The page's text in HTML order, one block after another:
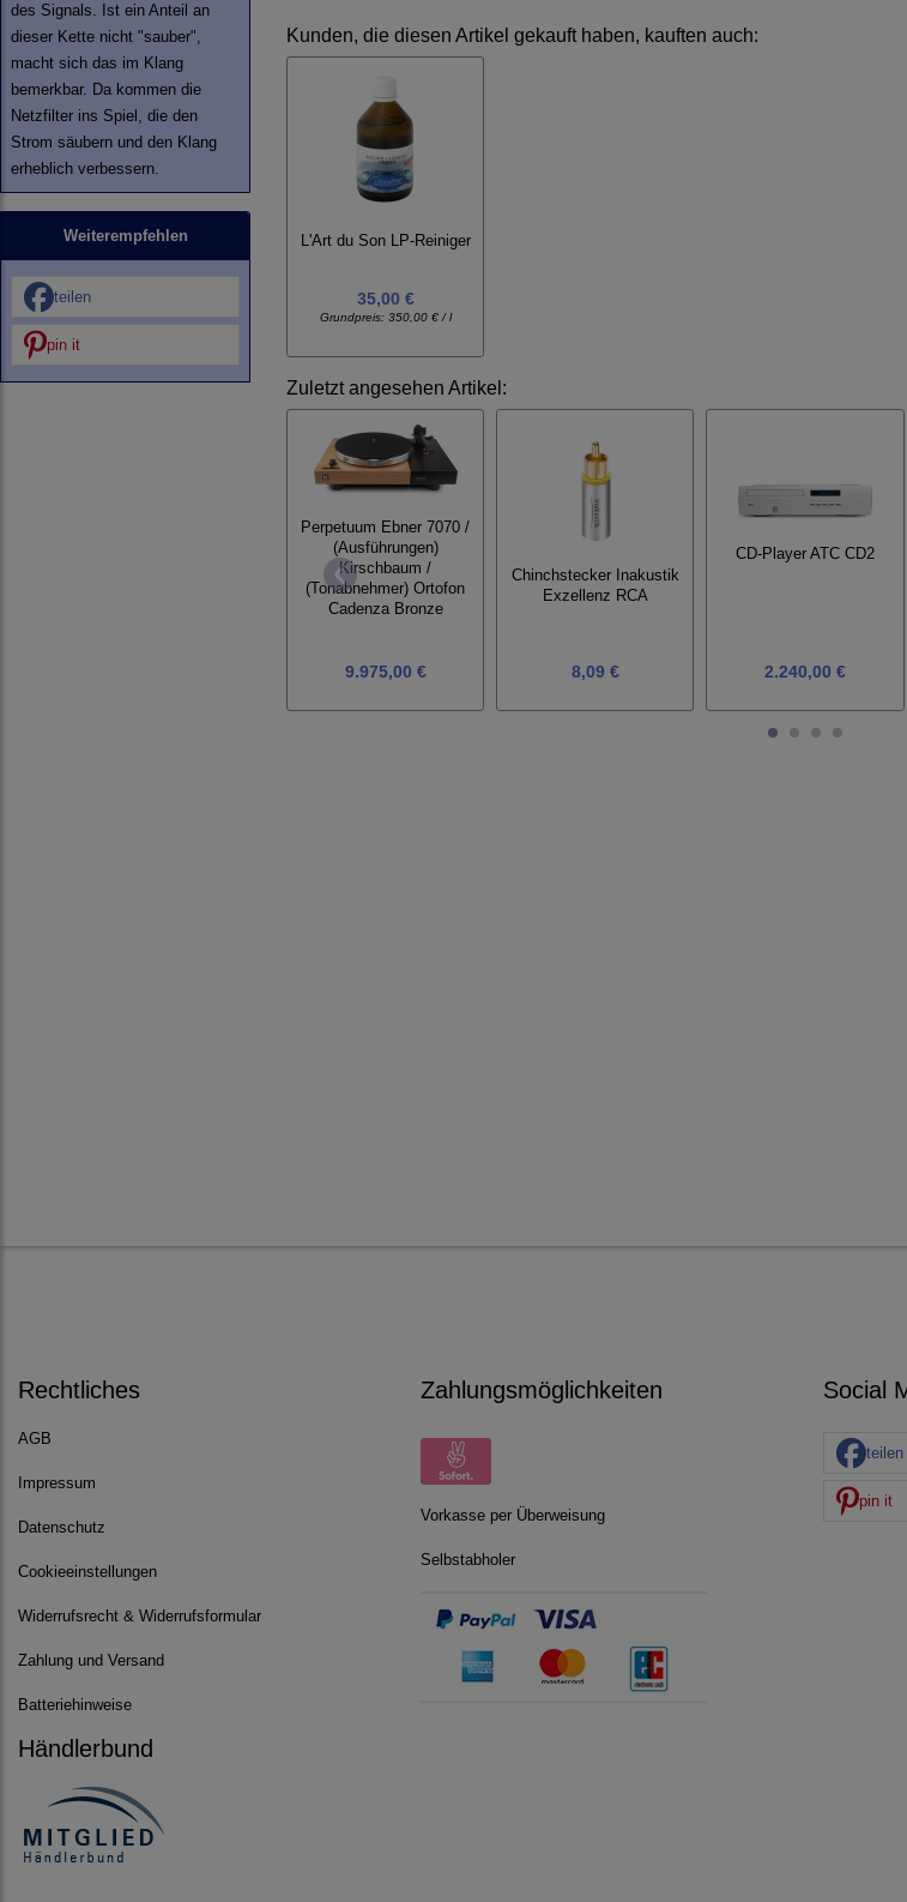
des Signals. Ist ein Anteil an
dieser Kette nicht "sauber",
macht sich das im Klang
bemerkbar. Da kommen die
Netzfilter ins Spiel, die den
Strom säubern und den Klang
erheblich verbessern.
Weiterempfehlen
teilen
pin it
Kunden, die diesen Artikel gekauft haben, kauften auch:
L'Art du Son LP-Reiniger
35,00 €
Grundpreis: 350,00 € / l
Zuletzt angesehen Artikel:
Perpetuum Ebner 7070 /
(Ausführungen)
Kirschbaum /
(Tonabnehmer) Ortofon
Cadenza Bronze
9.975,00 €
Chinchstecker Inakustik
Exzellenz RCA
8,09 €
CD-Player ATC CD2
2.240,00 €
Rechtliches
AGB
Impressum
Datenschutz
Cookieeinstellungen
Widerrufsrecht & Widerrufsformular
Zahlung und Versand
Batteriehinweise
Händlerbund
Zahlungsmöglichkeiten
Vorkasse per Überweisung
Selbstabholer
Social
teilen
pin it